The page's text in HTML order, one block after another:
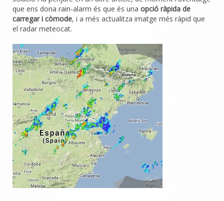
que ens dona rain-alarm és que és una opció ràpida de
carregar i còmode, i a més actualitza imatge més ràpid que
el radar meteocat.